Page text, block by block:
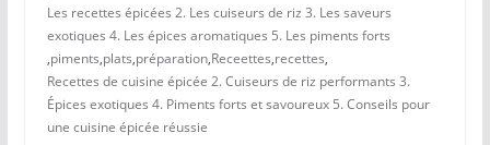
Les recettes épicées 2. Les cuiseurs de riz 3. Les saveurs
exotiques 4. Les épices aromatiques 5. Les piments forts
,piments,plats,préparation,Receettes,recettes,
Recettes de cuisine épicée 2. Cuiseurs de riz performants 3.
Épices exotiques 4. Piments forts et savoureux 5. Conseils pour
une cuisine épicée réussie